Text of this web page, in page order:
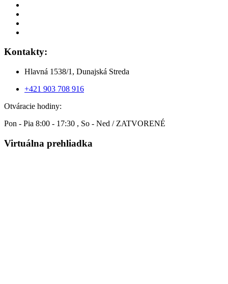
Kontakty:
Hlavná 1538/1, Dunajská Streda
+421 903 708 916
Otváracie hodiny:
Pon - Pia 8:00 - 17:30 , So - Ned / ZATVORENÉ
Virtuálna prehliadka